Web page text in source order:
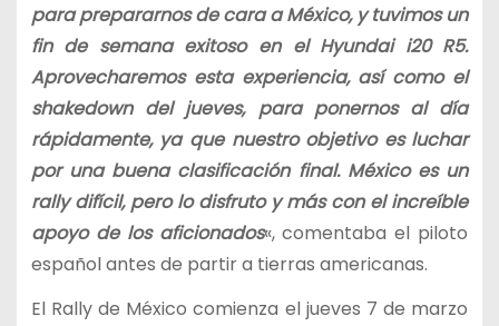
para prepararnos de cara a México, y tuvimos un
fin de semana exitoso en el Hyundai i20 R5.
Aprovecharemos esta experiencia, así como el
shakedown del jueves, para ponernos al día
rápidamente, ya que nuestro objetivo es luchar
por una buena clasificación final. México es un
rally difícil, pero lo disfruto y más con el increíble
apoyo de los aficionados«, comentaba el piloto
español antes de partir a tierras americanas.
El Rally de México comienza el jueves 7 de marzo